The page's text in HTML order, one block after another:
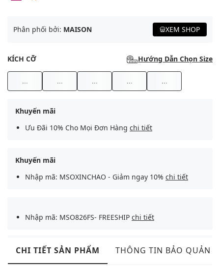
Phân phối bởi: MAISON XEM SHOP
KÍCH CỠ Hướng Dẫn Chọn Size
... ... ... ... ...
Khuyến mãi
Ưu Đãi 10% Cho Mọi Đơn Hàng chi tiết
Khuyến mãi
Nhập mã: MSOXINCHAO - Giảm ngay 10% chi tiết
Nhập mã: MSO826FS- FREESHIP chi tiết
CHI TIẾT SẢN PHẨM THÔNG TIN BẢO QUẢN